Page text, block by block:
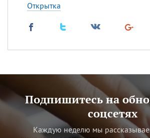
Открытка
Подпишитесь на
соцсетях
Каждую неделю мы